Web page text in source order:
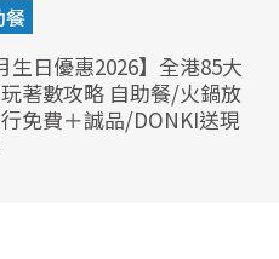
餐
生日優惠2026】全港85大
著數攻略 自助餐/火鍋放
免費＋誠品/DONKI送現